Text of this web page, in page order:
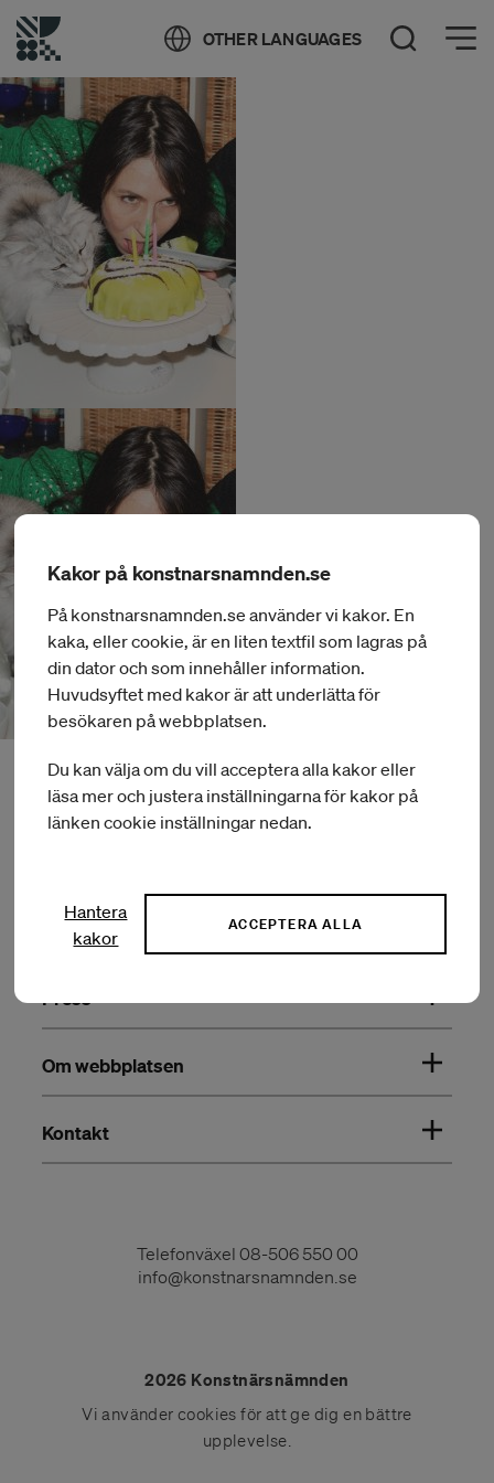
OTHER LANGUAGES Öppna sök
Öppna meny
Om Konstnärsnämnden
Press
Om webbplatsen
Kontakt
Telefonväxel 08-506 550 00
info@konstnarsnamnden.se
2026 Konstnärsnämnden
Vi använder cookies för att ge dig en bättre
upplevelse.
Kakor på konstnarsnamnden.se
På konstnarsnamnden.se använder vi kakor. En
kaka, eller cookie, är en liten textfil som lagras på
din dator och som innehåller information.
Huvudsyftet med kakor är att underlätta för
besökaren på webbplatsen.
Du kan välja om du vill acceptera alla kakor eller
läsa mer och justera inställningarna för kakor på
länken cookie inställningar nedan.
Hantera
kakor
ACCEPTERA ALLA